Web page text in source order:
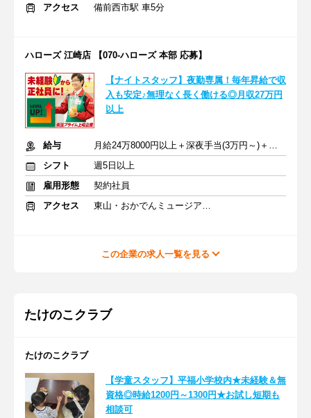
アクセス
備前西市駅 車5分
ハローズ 江崎店 【070-ハローズ 本部 応募】
【ナイトスタッフ】夜勤専属！毎年昇給で収
入も安定♪無理なく長く働ける◎月収27万円
以上
給与
月給24万8000円以上＋深夜手当(3万円～)＋交通費
シフト
週5日以上
雇用形態
契約社員
アクセス
東山・おかでんミュージアム駅駅 車6分
この企業の求人一覧を見る
たけのこクラブ
たけのこクラブ
【学童スタッフ】平福小学校内★未経験＆無
資格◎時給1200円～1300円★お試し短期も
相談可